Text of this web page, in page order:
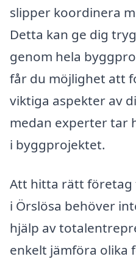
slipper koordinera
Detta kan ge dig
genom hela
får du möjlighet att
viktiga aspekter av
medan experter tar
i byggprojektet.
Att hitta rätt
i Örslösa behöver
hjälp av
enkelt jämföra olika